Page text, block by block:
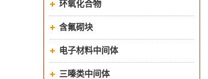
环氧化合物
含氟砌块
电子材料中间体
三嗪类中间体